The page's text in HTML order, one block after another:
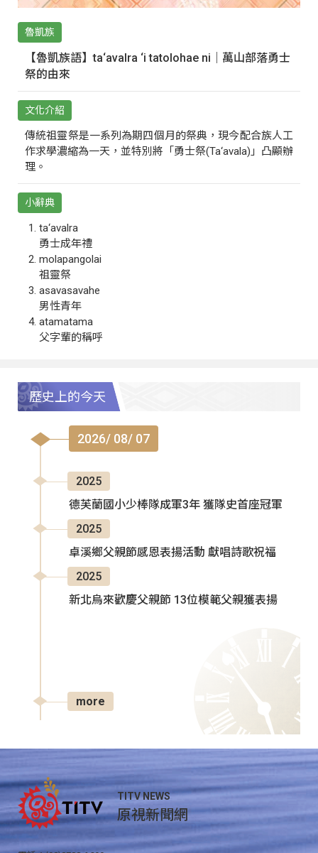
魯凱族
【魯凱族語】ta‘avalra ‘i tatolohae ni｜萬山部落勇士
祭的由來
文化介紹
傳統祖靈祭是一系列為期四個月的祭典，現今配合族人工
作求學濃縮為一天，並特別將「勇士祭(Ta‘avala)」凸顯辦
理。
小辭典
ta‘avalra
勇士成年禮
molapangolai
祖靈祭
asavasavahe
男性青年
atamatama
父字輩的稱呼
歷史上的今天
2026/ 08/ 07
2025
德芙蘭國小少棒隊成軍3年 獲隊史首座冠軍
2025
卓溪鄉父親節感恩表揚活動 獻唱詩歌祝福
2025
新北烏來歡慶父親節 13位模範父親獲表揚
more
TITV NEWS
原視新聞網